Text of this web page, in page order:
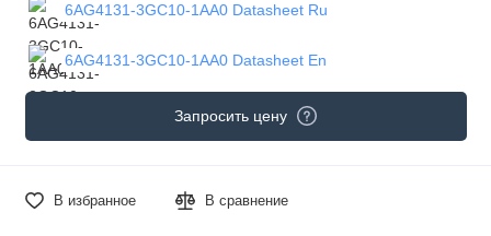
6AG4131-3GC10-1AA0 Datasheet Ru
6AG4131-3GC10-1AA0 Datasheet En
Запросить цену
В избранное В сравнение